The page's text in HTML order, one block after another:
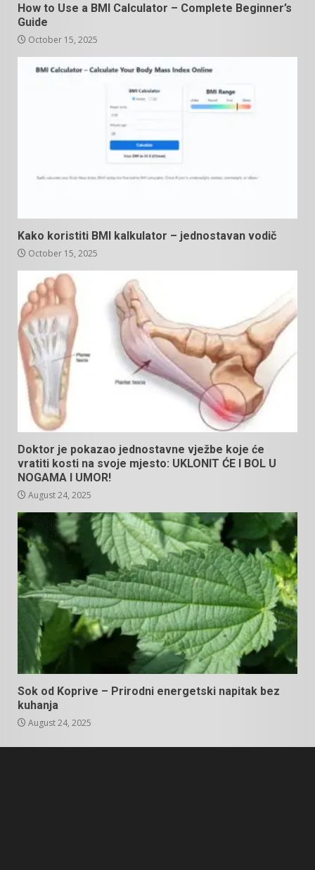
How to Use a BMI Calculator – Complete Beginner’s
Guide
October 15, 2025
Kako koristiti BMI kalkulator – jednostavan vodič
October 15, 2025
Doktor je pokazao jednostavne vježbe koje će
vratiti kosti na svoje mjesto: UKLONIT ĆE I BOL U
NOGAMA I UMOR!
August 24, 2025
Sok od Koprive – Prirodni energetski napitak bez
kuhanja
August 24, 2025